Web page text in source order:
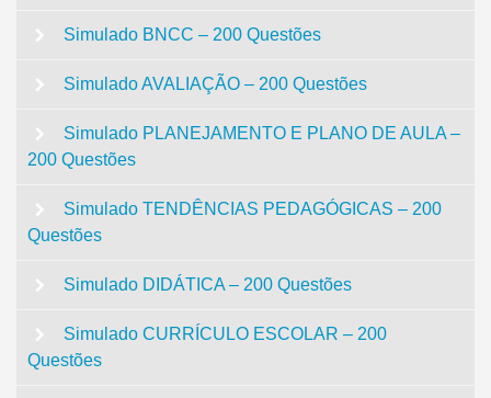
Simulado BNCC – 200 Questões
Simulado AVALIAÇÃO – 200 Questões
Simulado PLANEJAMENTO E PLANO DE AULA –
200 Questões
Simulado TENDÊNCIAS PEDAGÓGICAS – 200
Questões
Simulado DIDÁTICA – 200 Questões
Simulado CURRÍCULO ESCOLAR – 200
Questões